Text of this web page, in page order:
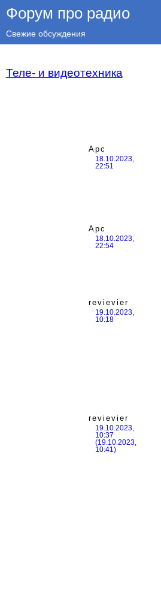
Форум про радио
Свежие обсуждения
Теле- и видеотехника
Арс
18.10.2023,
22:51
Арс
18.10.2023,
22:54
revievier
19.10.2023,
10:18
revievier
19.10.2023,
10:37
(19.10.2023,
10:41)